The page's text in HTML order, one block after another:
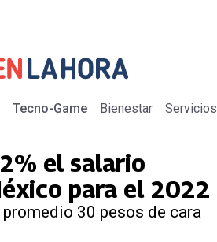
Tecno-Game Bienestar Servicios
el salario
para el 2022
promedio 30 pesos de cara